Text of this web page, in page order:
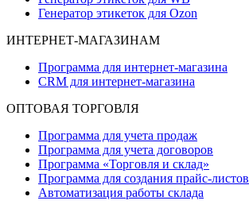
Генератор этикеток для Ozon
ИНТЕРНЕТ-МАГАЗИНАМ
Программа для интернет-магазина
CRM для интернет-магазина
ОПТОВАЯ ТОРГОВЛЯ
Программа для учета продаж
Программа для учета договоров
Программа «Торговля и склад»
Программа для создания прайс‑листов
Автоматизация работы склада